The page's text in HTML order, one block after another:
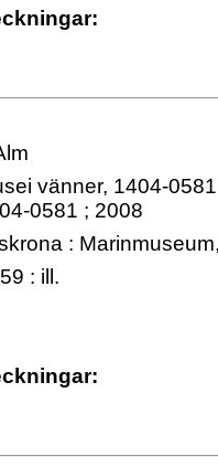
vänner, 1404-
0581 ; 2008
:
: ill.